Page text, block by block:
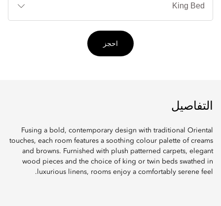
احجز
التفاصيل
Fusing a bold, contemporary design with traditional Oriental
touches, each room features a soothing colour palette of creams
and browns. Furnished with plush patterned carpets, elegant
wood pieces and the choice of king or twin beds swathed in
luxurious linens, rooms enjoy a comfortably serene feel.